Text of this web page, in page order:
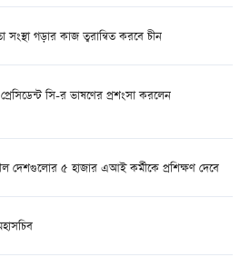
সংস্থা গড়ার কাজ ত্বরান্বিত করবে চীন
প্রেসিডেন্ট সি-র ভাষণের প্রশংসা করলেন
দেশগুলোর ৫ হাজার এআই কর্মীকে প্রশিক্ষণ দেবে